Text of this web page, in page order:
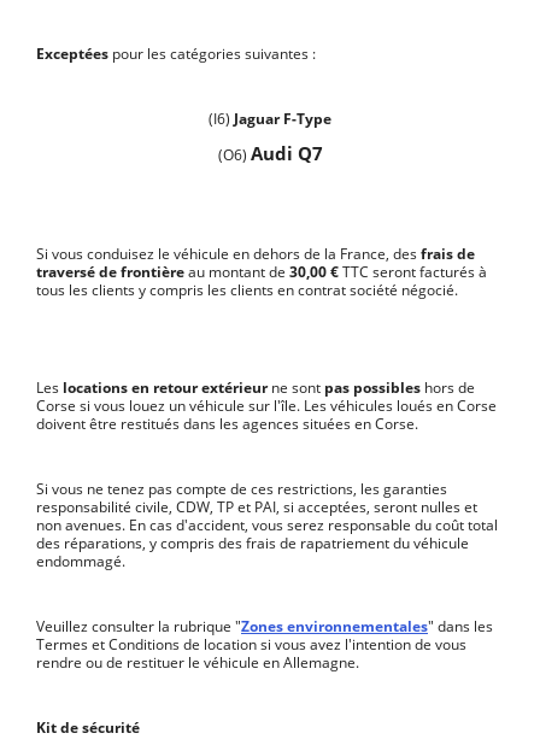
Exceptées pour les catégories suivantes :
(I6) Jaguar F-Type
(O6) Audi Q7
Si vous conduisez le véhicule en dehors de la France, desfrais de
traversé de frontièreau montant de 30,00 €TTC seront facturés à
tous les clients y compris les clients en contrat société négocié.
Les locations en retour extérieurne sont pas possibles hors de
Corse si vous louez un véhicule sur l'île. Les véhicules loués en Corse
doivent être restitués dans les agences situées en Corse.
Si vous ne tenez pas compte de ces restrictions, les garanties
responsabilité civile, CDW, TP et PAI, si acceptées, seront nulles et
non avenues. En cas d'accident, vous serez responsable du coût total
des réparations, y compris des frais de rapatriement du véhicule
endommagé.
Veuillez consulter la rubrique "Zones environnementales" dans les
Termes et Conditions de location si vous avez l'intention de vous
rendre ou de restituer le véhicule en Allemagne.
Kit de sécurité